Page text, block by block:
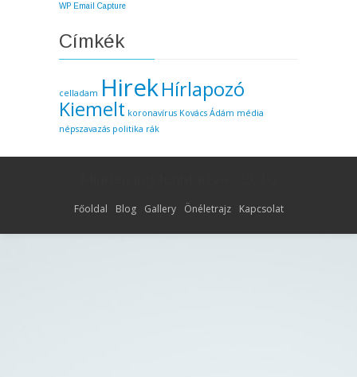
WP Email Capture
Címkék
celladam HirekHírlapozó
Kiemelt koronavírus Kovács Ádám média
népszavazás politika rák
Főoldal Blog Gallery Önéletrajz Kapcsolat